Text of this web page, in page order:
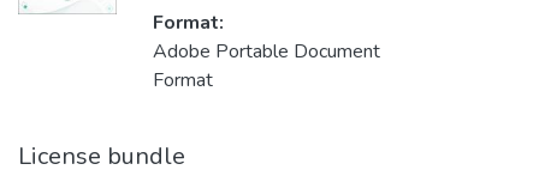
Format:
Adobe Portable Document
Format
License bundle